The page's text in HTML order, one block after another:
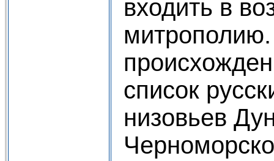
входить в
список
низовьев